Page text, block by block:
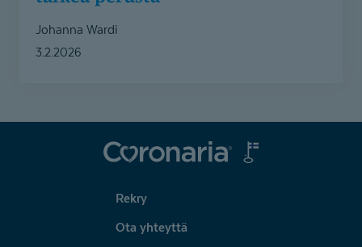
Johanna Wardi
3.2.2026
Coronaria
Rekry
Ota yhteyttä